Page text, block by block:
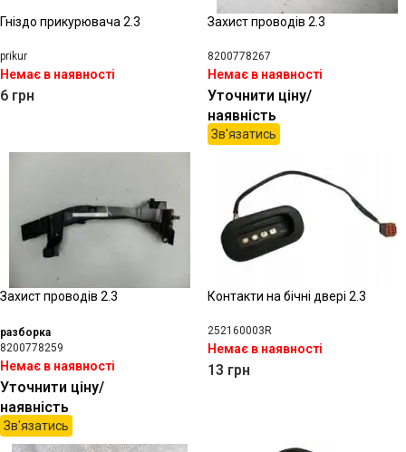
Гніздо прикурювача 2.3
prikur
Немає в наявності
6 грн
Захист проводів 2.3
8200778267
Немає в наявності
Уточнити ціну/
наявність
Зв'язатись
Захист проводів 2.3
разборка
8200778259
Немає в наявності
Уточнити ціну/
наявність
Зв'язатись
Контакти на бічні двері 2.3
252160003R
Немає в наявності
13 грн